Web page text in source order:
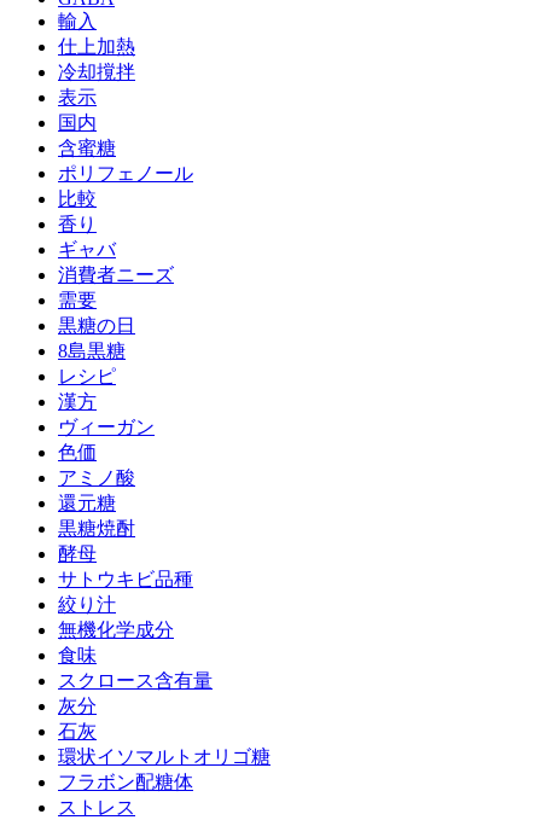
輸入
仕上加熱
冷却撹拌
表示
国内
含蜜糖
ポリフェノール
比較
香り
ギャバ
消費者ニーズ
需要
黒糖の日
8島黒糖
レシピ
漢方
ヴィーガン
色価
アミノ酸
還元糖
黒糖焼酎
酵母
サトウキビ品種
絞り汁
無機化学成分
食味
スクロース含有量
灰分
石灰
環状イソマルトオリゴ糖
フラボン配糖体
ストレス